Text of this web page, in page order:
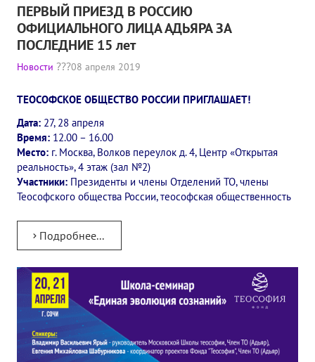
ПЕРВЫЙ ПРИЕЗД В РОССИЮ
ОФИЦИАЛЬНОГО ЛИЦА АДЬЯРА ЗА
ПОСЛЕДНИЕ 15 лет
Новости 08 апреля 2019
ТЕОСОФСКОЕ ОБЩЕСТВО РОССИИ ПРИГЛАШАЕТ!
Дата: 27, 28 апреля
Время: 12.00 – 16.00
Место: г. Москва, Волков переулок д. 4, Центр «Открытая
реальность», 4 этаж (зал №2)
Участники: Президенты и члены Отделений ТО, члены
Теософского общества России, теософская общественность
Подробнее...